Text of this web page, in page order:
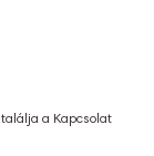
a Kapcsolat